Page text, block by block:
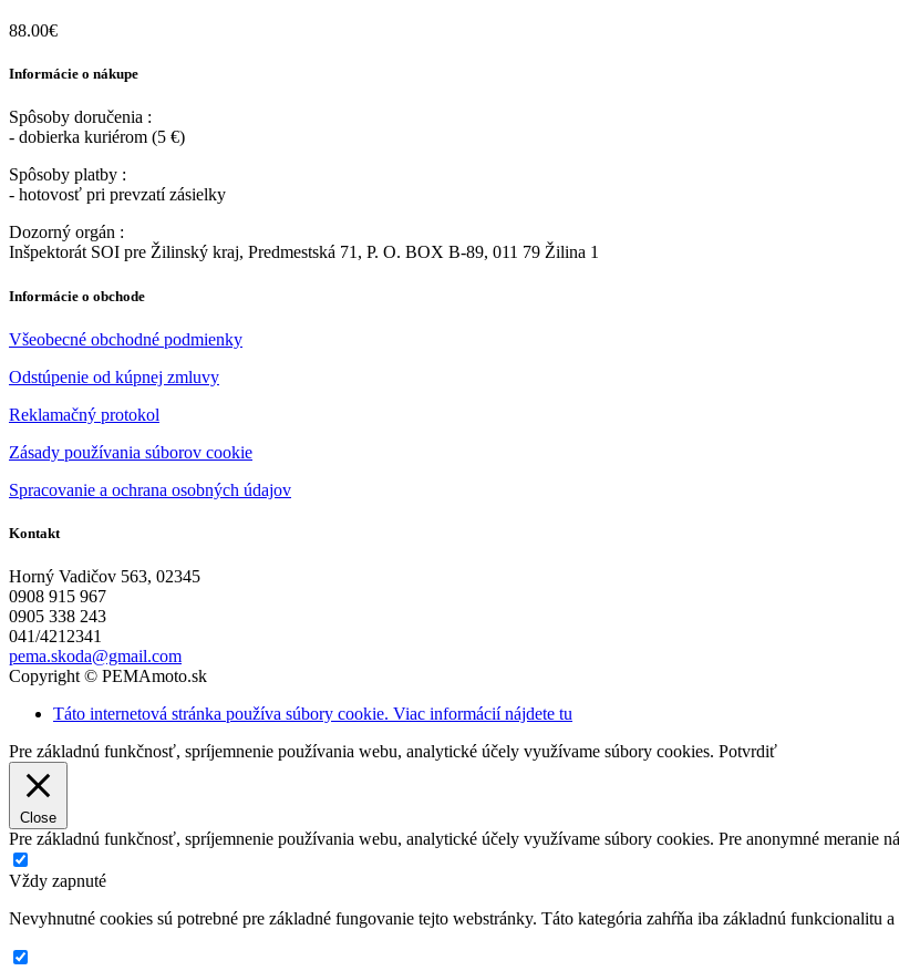
88.00€
Informácie o nákupe
Spôsoby doručenia :
- dobierka kuriérom (5 €)
Spôsoby platby :
- hotovosť pri prevzatí zásielky
Dozorný orgán :
Inšpektorát SOI pre Žilinský kraj, Predmestská 71, P. O. BOX B-89, 011 79 Žilina 1
Informácie o obchode
Všeobecné obchodné podmienky
Odstúpenie od kúpnej zmluvy
Reklamačný protokol
Zásady používania súborov cookie
Spracovanie a ochrana osobných údajov
Kontakt
Horný Vadičov 563, 02345
0908 915 967
0905 338 243
041/4212341
pema.skoda@gmail.com
Copyright © PEMAmoto.sk
Táto internetová stránka používa súbory cookie. Viac informácií nájdete tu
Pre základnú funkčnosť, spríjemnenie používania webu, analytické účely využívame súbory cookies. Potvrdiť
Close
Pre základnú funkčnosť, spríjemnenie používania webu, analytické účely využívame súbory cookies. Pre anonymné meranie
Vždy zapnuté
Nevyhnutné cookies sú potrebné pre základné fungovanie tejto webstránky. Táto kategória zahŕňa iba základnú funkcionalitu